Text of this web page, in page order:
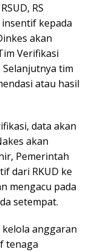
RS
kepada
akan
Verifikasi
Selanjutnya tim
atau hasil
data akan
akan
Pemerintah
dari RKUD ke
mengacu pada
setempat.
anggaran
tenaga